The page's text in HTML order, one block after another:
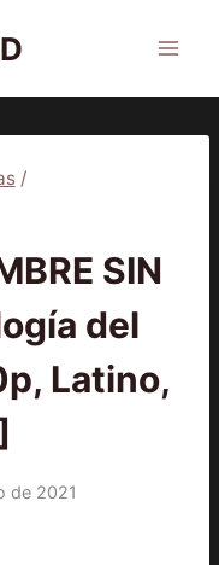
/
SIN
del
Latino,
de 2021